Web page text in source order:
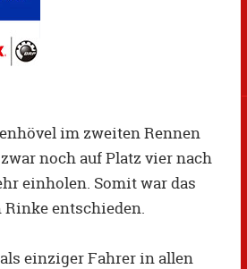
im zweiten Rennen
noch auf Platz vier nach
einholen. Somit war das
Rinke entschieden.
einziger Fahrer in allen